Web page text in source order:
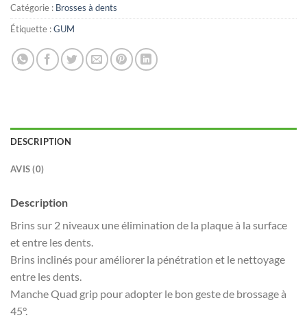
Catégorie : Brosses à dents
Étiquette :GUM
DESCRIPTION
AVIS (0)
Description
Brins sur 2 niveaux une élimination de la plaque à la surface
et entre les dents.
Brins inclinés pour améliorer la pénétration et le nettoyage
entre les dents.
Manche Quad grip pour adopter le bon geste de brossage à
45°.